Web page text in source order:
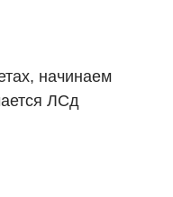
начинаем
ЛСд